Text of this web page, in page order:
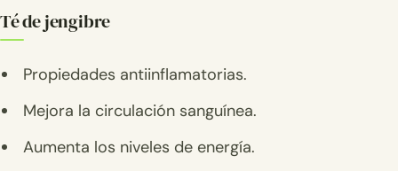
Té de jengibre
Propiedades antiinflamatorias.
Mejora la circulación sanguínea.
Aumenta los niveles de energía.